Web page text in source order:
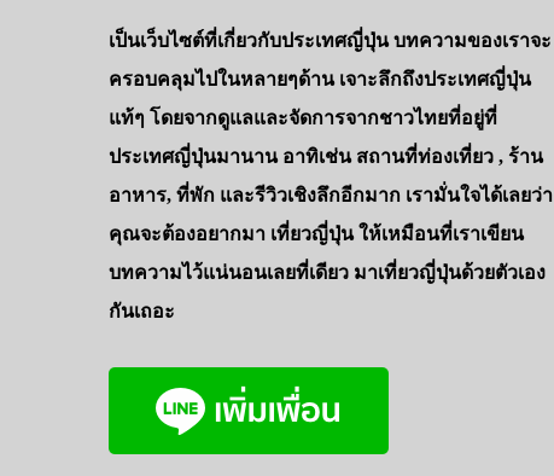
เป็นเว็บไซต์ที่เกี่ยวกับประเทศญี่ปุ่น บทความของเราจะ
ครอบคลุมไปในหลายๆด้าน เจาะลึกถึงประเทศญี่ปุ่น
แท้ๆ โดยจากดูแลและจัดการจากชาวไทยที่อยู่ที่
ประเทศญี่ปุ่นมานาน อาทิเช่น สถานที่ท่องเที่ยว , ร้าน
อาหาร, ที่พัก และรีวิวเชิงลึกอีกมาก เรามั่นใจได้เลยว่า
คุณจะต้องอยากมา เที่ยวญี่ปุ่น ให้เหมือนที่เราเขียน
บทความไว้แน่นอนเลยที่เดียว มาเที่ยวญี่ปุ่นด้วยตัวเอง
กันเถอะ